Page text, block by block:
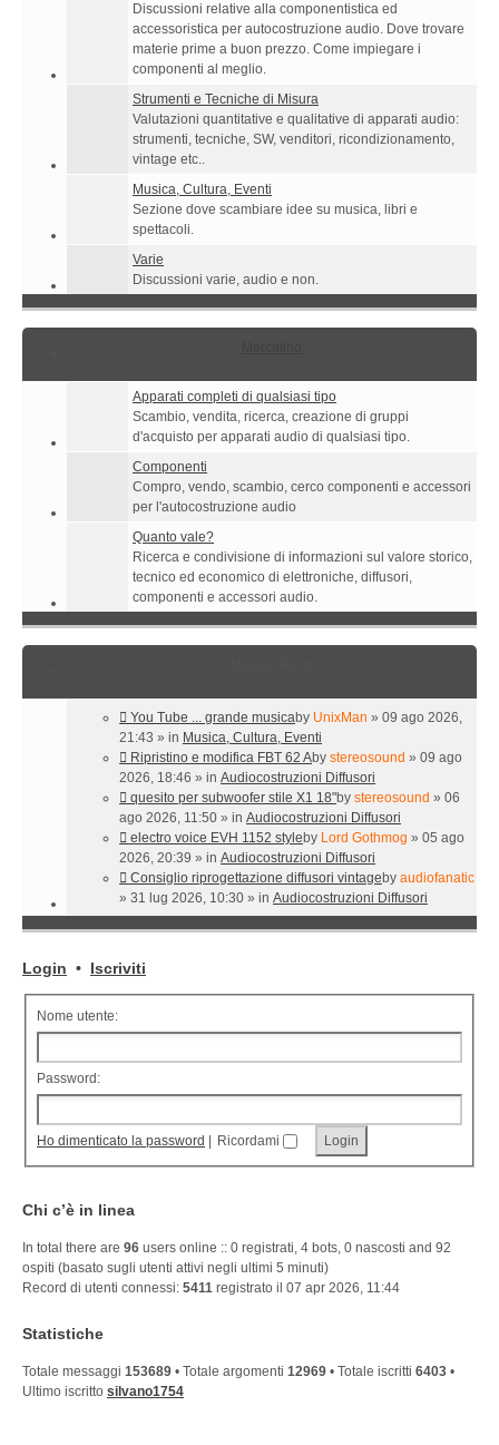
Discussioni relative alla componentistica ed
accessoristica per autocostruzione audio. Dove trovare
materie prime a buon prezzo. Come impiegare i
componenti al meglio.
Strumenti e Tecniche di Misura
Valutazioni quantitative e qualitative di apparati audio:
strumenti, tecniche, SW, venditori, ricondizionamento,
vintage etc..
Musica, Cultura, Eventi
Sezione dove scambiare idee su musica, libri e
spettacoli.
Varie
Discussioni varie, audio e non.
Apparati completi di qualsiasi tipo
Scambio, vendita, ricerca, creazione di gruppi
d'acquisto per apparati audio di qualsiasi tipo.
Componenti
Compro, vendo, scambio, cerco componenti e accessori
per l'autocostruzione audio
Quanto vale?
Ricerca e condivisione di informazioni sul valore storico,
tecnico ed economico di elettroniche, diffusori,
componenti e accessori audio.
You Tube ... grande musicaby UnixMan » 09 ago 2026,
21:43 » in Musica, Cultura, Eventi
Ripristino e modifica FBT 62 Aby stereosound » 09 ago
2026, 18:46 » in Audiocostruzioni Diffusori
quesito per subwoofer stile X1 18"by stereosound » 06
ago 2026, 11:50 » in Audiocostruzioni Diffusori
electro voice EVH 1152 styleby Lord Gothmog » 05 ago
2026, 20:39 » in Audiocostruzioni Diffusori
Consiglio riprogettazione diffusori vintageby audiofanatic
» 31 lug 2026, 10:30 » in Audiocostruzioni Diffusori
Login • Iscriviti
Nome utente:
Password:
Ho dimenticato la password Ricordami
Chi c’è in linea
In total there are 96 users online :: 0 registrati, 4 bots, 0 nascosti and 92
ospiti (basato sugli utenti attivi negli ultimi 5 minuti)
Record di utenti connessi: 5411 registrato il 07 apr 2026, 11:44
Statistiche
Totale messaggi 153689 • Totale argomenti 12969 • Totale iscritti 6403 •
Ultimo iscritto silvano1754